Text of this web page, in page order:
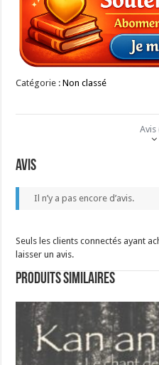
Catégorie :Non classé
Avis
Avis
Il n’y a pas encore d’avis.
Seuls les clients connectés ayant
laisser un avis.
Produits similaires